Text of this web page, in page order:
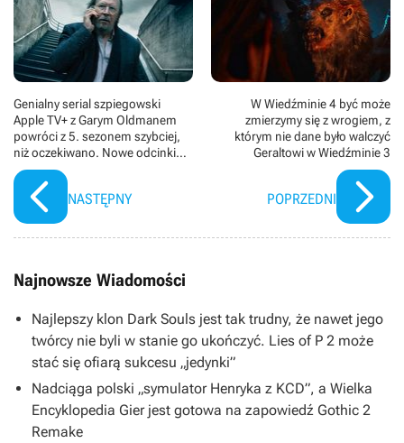
Genialny serial szpiegowski
Apple TV+ z Garym Oldmanem
powróci z 5. sezonem szybciej,
niż oczekiwano. Nowe odcinki
trzymających w napięciu
Kulawych koni mają teaser i datę
premiery
NASTĘPNY
W Wiedźminie 4 być może
zmierzymy się z wrogiem, z
którym nie dane było walczyć
Geraltowi w Wiedźminie 3
POPRZEDNI
Najnowsze Wiadomości
Najlepszy klon Dark Souls jest tak trudny, że nawet jego
twórcy nie byli w stanie go ukończyć. Lies of P 2 może
stać się ofiarą sukcesu „jedynki”
Nadciąga polski „symulator Henryka z KCD”, a Wielka
Encyklopedia Gier jest gotowa na zapowiedź Gothic 2
Remake